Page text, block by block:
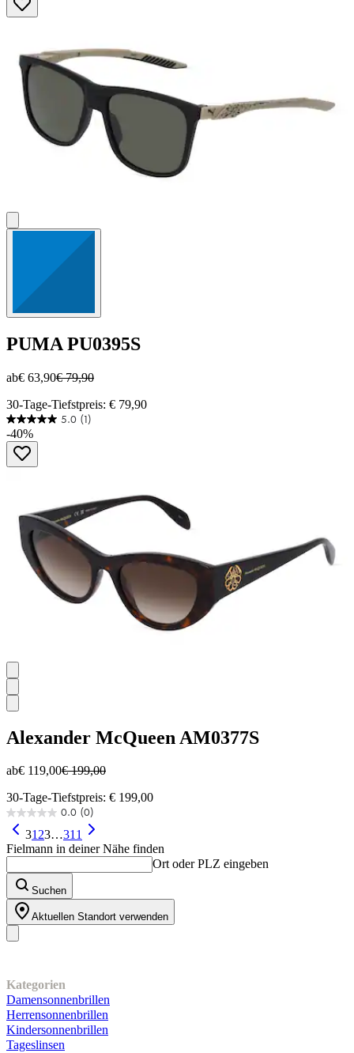
Sternen.
PUMA PU0395S
ab€ 63,90€ 79,90
30-Tage-Tiefstpreis: € 79,90
5.0 (1)
5.0
von
Sternen.
-40%
Alexander McQueen AM0377S
ab€ 119,00€ 199,00
30-Tage-Tiefstpreis: € 199,00
0.0 (0)
0.0
von
5
3123…311
Fielmann in deiner Nähe finden
Ort oder PLZ eingeben
Suchen
Aktuellen Standort verwenden
Kategorien
Damensonnenbrillen
Herrensonnenbrillen
Kindersonnenbrillen
Tageslinsen